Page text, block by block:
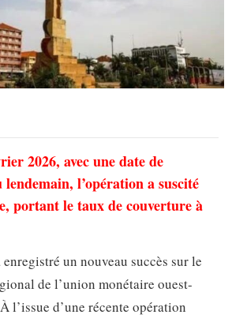
2026, avec une date de
l’opération a suscité
portant le taux de couverture à
un nouveau succès sur le
de l’union monétaire ouest-
l’issue d’une récente opération